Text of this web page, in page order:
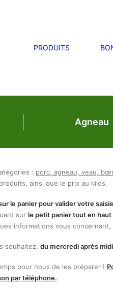
PRODUITS
Agneau
: porc, agneau, veau,
ainsi que le prix au kilos.
le panier pour valider votre
sur le petit panier tout en haut
informations vous
souhaitez, du mercredi après
pour nous de les préparer !
par téléphone.